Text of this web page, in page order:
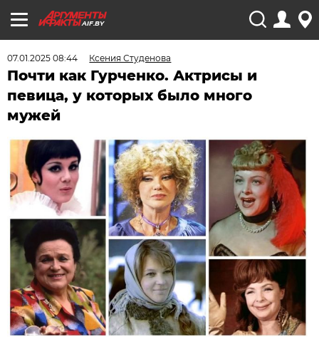
AIF.BY
07.01.2025 08:44 Ксения Студенова
Почти как Гурченко. Актрисы и
певица, у которых было много
мужей